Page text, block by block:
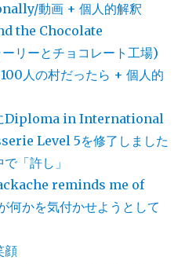
動画 + 個人的解釈
the Chocolate
リーとチョコレート工場)
人の村だったら + 個人的
Diploma in International
Level 5を修了しました
「許し」
reminds me of
かを気付かせようとして
顔